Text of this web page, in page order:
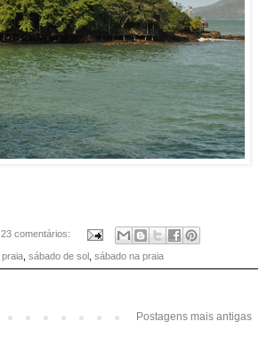
23 comentários:
praia sábado de sol sábado na praia
Postagens mais antigas